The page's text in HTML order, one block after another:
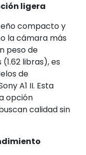
ligera
compacto y
la cámara más
peso de
libras), es
de
A1 II. Esta
opción
calidad sin